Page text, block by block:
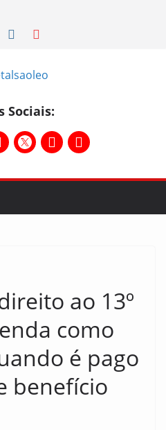
Sociais:
ao 13º
como
é pago
benefício